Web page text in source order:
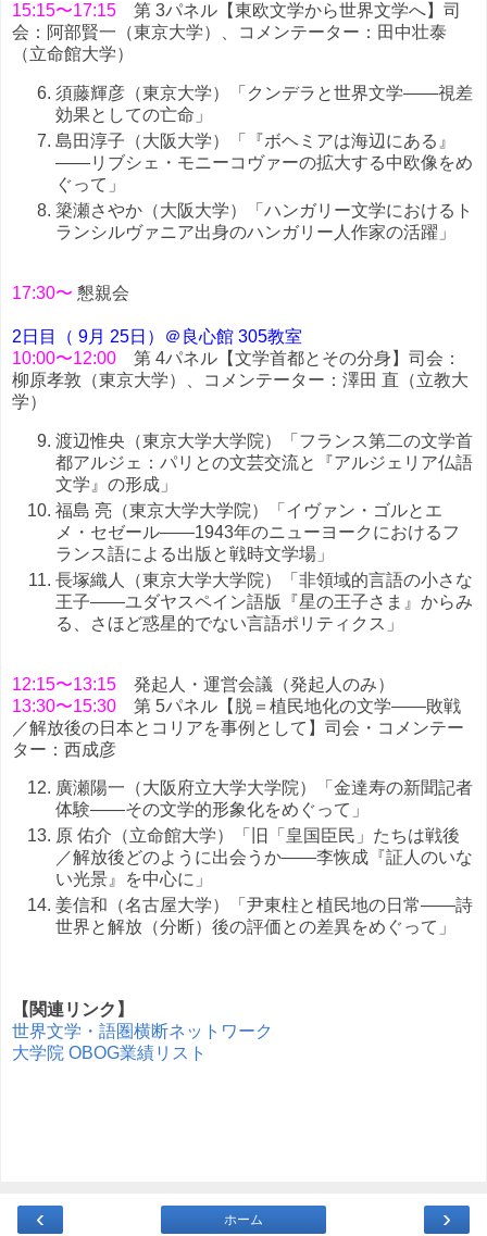
15:15〜17:15 第 3パネル【東欧文学から世界文学へ】司
会：阿部賢一（東京大学）、コメンテーター：田中壮泰
（立命館大学）
須藤輝彦（東京大学）「クンデラと世界文学――視差
効果としての亡命」
島田淳子（大阪大学）「『ボヘミアは海辺にある』
――リブシェ・モニーコヴァーの拡大する中欧像をめ
ぐって」
簗瀬さやか（大阪大学）「ハンガリー文学におけるト
ランシルヴァニア出身のハンガリー人作家の活躍」
17:30〜 懇親会
2日目（ 9月 25日）＠良心館 305教室
10:00〜12:00 第 4パネル【文学首都とその分身】司会：
柳原孝敦（東京大学）、コメンテーター：澤田 直（立教大
学）
渡辺惟央（東京大学大学院）「フランス第二の文学首
都アルジェ：パリとの文芸交流と『アルジェリア仏語
文学』の形成」
福島 亮（東京大学大学院）「イヴァン・ゴルとエ
メ・セゼール――1943年のニューヨークにおけるフ
ランス語による出版と戦時文学場」
長塚織人（東京大学大学院）「非領域的言語の小さな
王子――ユダヤスペイン語版『星の王子さま』からみ
る、さほど惑星的でない言語ポリティクス」
12:15〜13:15 発起人・運営会議（発起人のみ）
13:30〜15:30 第 5パネル【脱＝植民地化の文学――敗戦
／解放後の日本とコリアを事例として】司会・コメンテー
ター：西成彦
廣瀬陽一（大阪府立大学大学院）「金達寿の新聞記者
体験――その文学的形象化をめぐって」
原 佑介（立命館大学）「旧「皇国臣民」たちは戦後
／解放後どのように出会うか――李恢成『証人のいな
い光景』を中心に」
姜信和（名古屋大学）「尹東柱と植民地の日常――詩
世界と解放（分断）後の評価との差異をめぐって」
【関連リンク】
世界文学・語圏横断ネットワーク
大学院 OBOG業績リスト
‹ ›
ホーム